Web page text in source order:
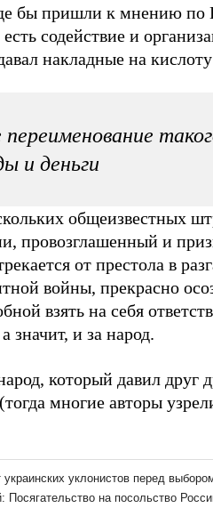
бы пришли к мнению по
есть содействие и
накладные на
и деньги
общеизвестных
провозглашенный и
от престола в
войны, прекрасно
взять на себя
значит, и за народ.
который давил друг
многие авторы